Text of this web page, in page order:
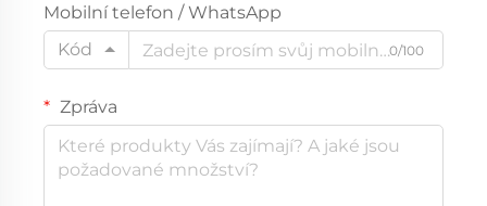
Mobilní telefon / WhatsApp
Kód
0/100
Zpráva